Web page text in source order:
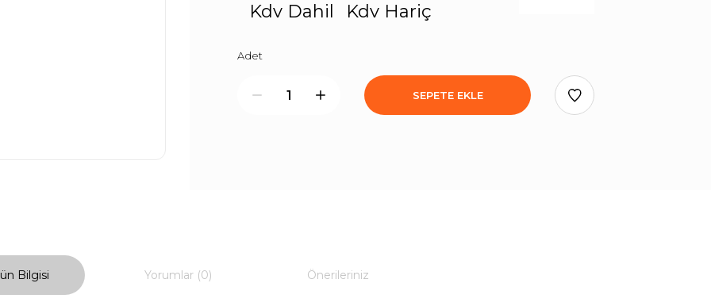
Kdv Dahil
Kdv Hariç
Adet
SEPETE EKLE
Bilgisi Yorumlar (0) Önerileriniz